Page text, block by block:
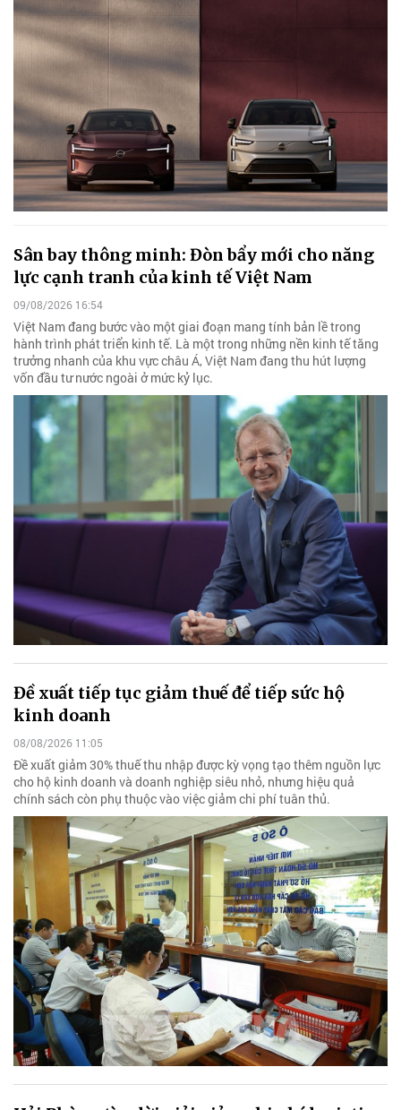
Sân bay thông minh: Đòn bẩy mới cho năng
lực cạnh tranh của kinh tế Việt Nam
09/08/2026 16:54
Việt Nam đang bước vào một giai đoạn mang tính bản lề trong
hành trình phát triển kinh tế. Là một trong những nền kinh tế tăng
trưởng nhanh của khu vực châu Á, Việt Nam đang thu hút lượng
vốn đầu tư nước ngoài ở mức kỷ lục.
Đề xuất tiếp tục giảm thuế để tiếp sức hộ
kinh doanh
08/08/2026 11:05
Đề xuất giảm 30% thuế thu nhập được kỳ vọng tạo thêm nguồn lực
cho hộ kinh doanh và doanh nghiệp siêu nhỏ, nhưng hiệu quả
chính sách còn phụ thuộc vào việc giảm chi phí tuân thủ.